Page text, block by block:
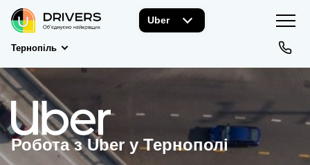
Uber
Тернопіль
Робота з Uber у Тернополі